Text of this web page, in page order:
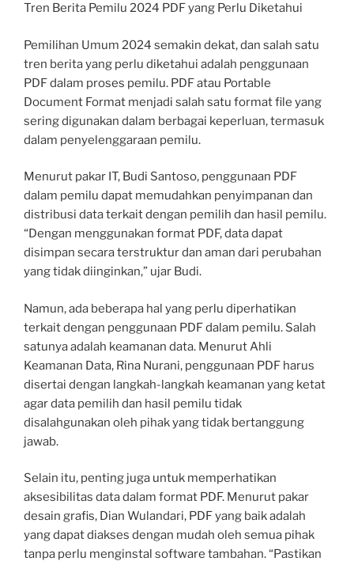
Tren Berita Pemilu 2024 PDF yang Perlu Diketahui
Pemilihan Umum 2024 semakin dekat, dan salah satu
tren berita yang perlu diketahui adalah penggunaan
PDF dalam proses pemilu. PDF atau Portable
Document Format menjadi salah satu format file yang
sering digunakan dalam berbagai keperluan, termasuk
dalam penyelenggaraan pemilu.
Menurut pakar IT, Budi Santoso, penggunaan PDF
dalam pemilu dapat memudahkan penyimpanan dan
distribusi data terkait dengan pemilih dan hasil pemilu.
“Dengan menggunakan format PDF, data dapat
disimpan secara terstruktur dan aman dari perubahan
yang tidak diinginkan,” ujar Budi.
Namun, ada beberapa hal yang perlu diperhatikan
terkait dengan penggunaan PDF dalam pemilu. Salah
satunya adalah keamanan data. Menurut Ahli
Keamanan Data, Rina Nurani, penggunaan PDF harus
disertai dengan langkah-langkah keamanan yang ketat
agar data pemilih dan hasil pemilu tidak
disalahgunakan oleh pihak yang tidak bertanggung
jawab.
Selain itu, penting juga untuk memperhatikan
aksesibilitas data dalam format PDF. Menurut pakar
desain grafis, Dian Wulandari, PDF yang baik adalah
yang dapat diakses dengan mudah oleh semua pihak
tanpa perlu menginstal software tambahan. “Pastikan